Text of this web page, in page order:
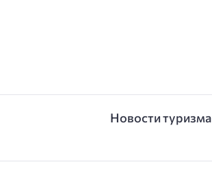
Новости туризма